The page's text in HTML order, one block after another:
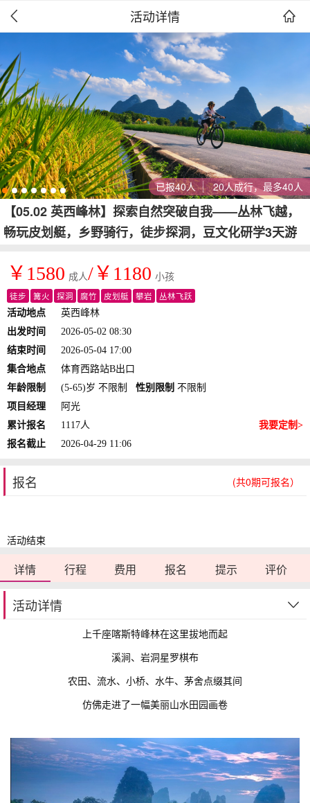
 活动详情 
已报40人 20人成行，最多40人
【05.02 英西峰林】探索自然突破自我——丛林飞越，
畅玩皮划艇，乡野骑行，徒步探洞，豆文化研学3天游
￥1580 成人/￥1180 小孩
徒步 篝火 探洞 腐竹 皮划艇 攀岩 丛林飞跃
活动地点
英西峰林
出发时间
2026-05-02 08:30
结束时间
2026-05-04 17:00
集合地点
体育西路站B出口
年龄限制
(5-65)岁 不限制 性别限制 不限制
项目经理
阿光
累计报名
1117人
我要定制>
报名截止
2026-04-29 11:06
报名 (共0期可报名）
活动结束
详情 行程 费用 报名 提示 评价
活动详情
上千座喀斯特峰林在这里拔地而起
溪涧、岩洞星罗棋布
农田、流水、小桥、水牛、茅舍点缀其间
仿佛走进了一幅美丽山水田园画卷